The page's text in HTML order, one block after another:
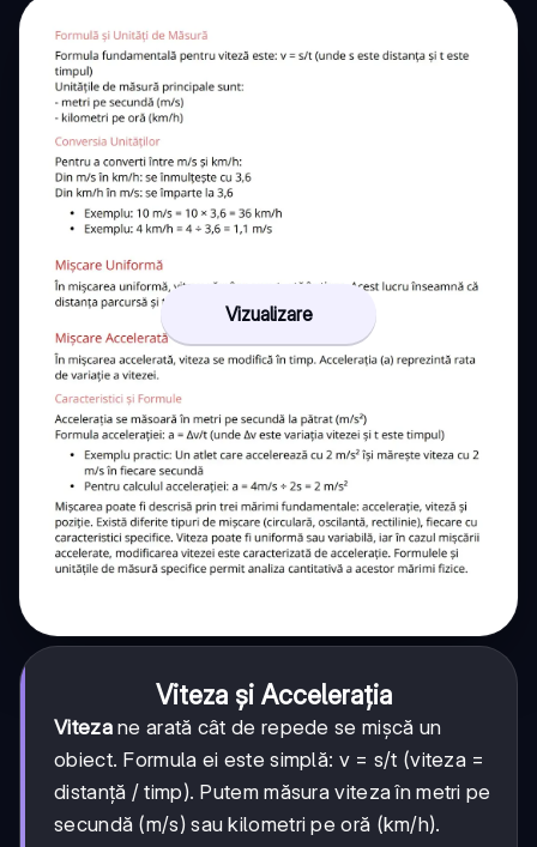
Vizualizare
Viteza și Accelerația
Vitezane arată cât de repede se mișcă un
obiect. Formula ei este simplă: v = s/t (viteza =
distanță / timp). Putem măsura viteza în metri pe
secundă (m/s) sau kilometri pe oră (km/h).